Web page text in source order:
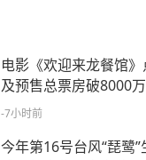
电影《欢迎来龙餐馆
及预售总票房破8000万
-7小时前
今年第16号台风“琵鹭”